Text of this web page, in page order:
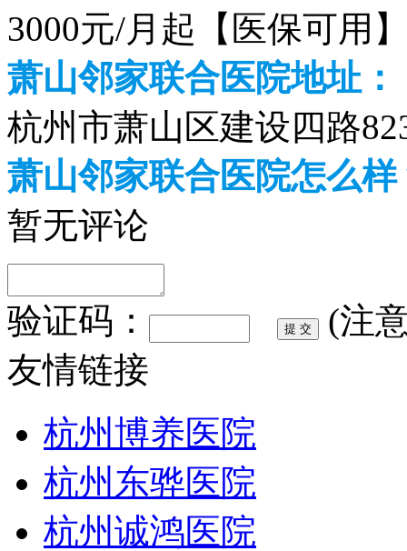
3000元/月起【医保可用
萧山邻家联合医院地址：
杭州市萧山区建设四路
萧山邻家联合医院怎么样
暂无评论
验证码：
(注
友情链接
杭州博养医院
杭州东骅医院
杭州诚鸿医院